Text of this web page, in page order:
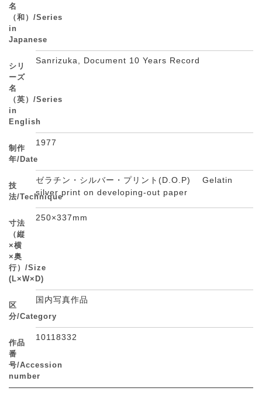
名
（和）/Series
in
Japanese
シリ
ーズ
名
（英）/Series
in
English
Sanrizuka, Document 10 Years Record
制作
年/Date
1977
技
法/Technique
ゼラチン・シルバー・プリント(D.O.P) Gelatin
silver print on developing-out paper
寸法
（縦
×横
×奥
行）/Size
(L×W×D)
250×337mm
区
分/Category
国内写真作品
作品
番
号/Accession
number
10118332